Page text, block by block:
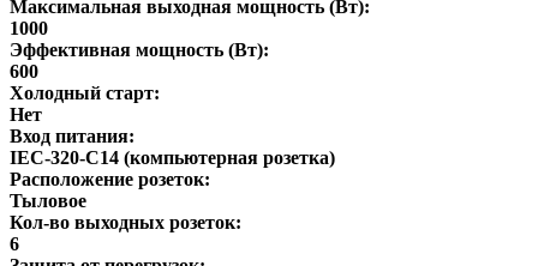
Максимальная выходная мощность (Вт):
1000
Эффективная мощность (Вт):
600
Холодный старт:
Нет
Вход питания:
IEC-320-C14 (компьютерная розетка)
Расположение розеток:
Тыловое
Кол-во выходных розеток:
6